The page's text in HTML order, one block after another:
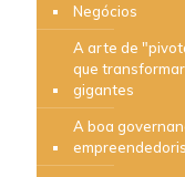
Negócios
A arte de
que
gigantes
A boa